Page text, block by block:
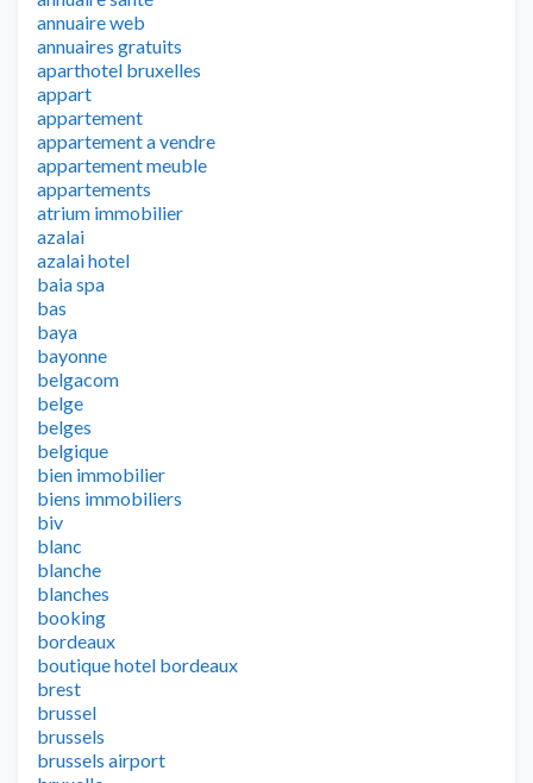
annuaire web
annuaires gratuits
aparthotel bruxelles
appart
appartement
appartement a vendre
appartement meuble
appartements
atrium immobilier
azalai
azalai hotel
baia spa
bas
baya
bayonne
belgacom
belge
belges
belgique
bien immobilier
biens immobiliers
biv
blanc
blanche
blanches
booking
bordeaux
boutique hotel bordeaux
brest
brussel
brussels
brussels airport